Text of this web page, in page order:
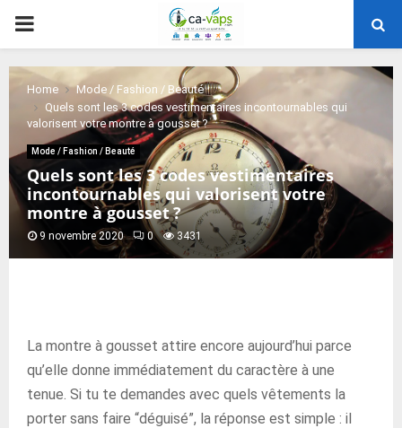
PRIMARY
MENU
Home
Mode / Fashion / Beauté
Quels sont les 3 codes vestimentaires incontournables qui
valorisent votre montre à gousset ?
Mode / Fashion / Beauté
Quels sont les 3 codes vestimentaires
incontournables qui valorisent votre
montre à gousset ?
9 novembre 2020 0 3431
La montre à gousset attire encore aujourd’hui parce
qu’elle donne immédiatement du caractère à une
tenue. Si tu te demandes avec quels vêtements la
porter sans faire “déguisé”, la réponse est simple : il